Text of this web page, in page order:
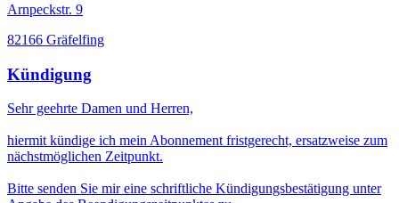
Arnpeckstr. 9
82166 Gräfelfing
Kündigung
Sehr geehrte Damen und Herren,
hiermit kündige ich mein Abonnement fristgerecht, ersatzweise zum
nächstmöglichen Zeitpunkt.
Bitte senden Sie mir eine schriftliche Kündigungsbestätigung unter